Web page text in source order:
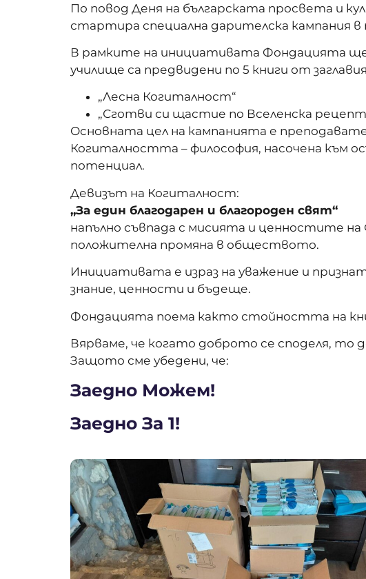
По повод Деня на българската просвета и
стартира специална дарителска кампания в
В рамките на инициативата Фондацията ще
училище са предвидени по 5 книги от
„Лесна Когиталност“
„Сготви си щастие по Вселенска
Основната цел на кампанията е
Когиталността – философия, насочена към
потенциал.
Девизът на Когиталност:
„За един благодарен и благороден свят“
напълно съвпада с мисията и ценностите
положителна промяна в обществото.
Инициативата е израз на уважение и
знание, ценности и бъдеще.
Фондацията поема както стойността на
Вярваме, че когато доброто се споделя, то
Защото сме убедени, че:
Заедно Можем!
Заедно За 1!